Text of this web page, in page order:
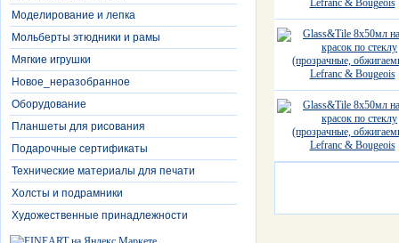
Моделирование и лепка
Мольберты этюдники и рамы
Мягкие игрушки
Новое_неразобранное
Оборудование
Планшеты для рисования
Подарочные сертификаты
Технические материалы для печати
Холсты и подрамники
Художественные принадлежности